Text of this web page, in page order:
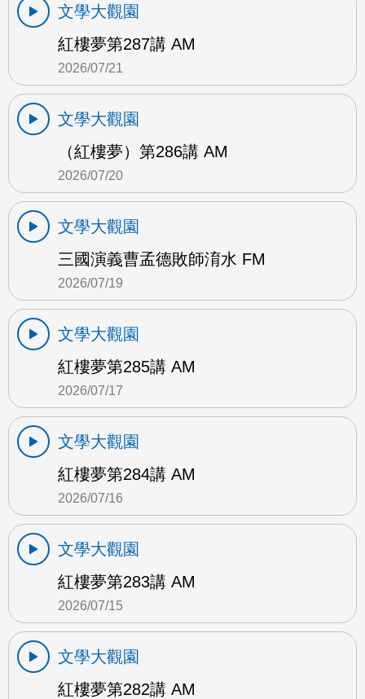
文學大觀園
紅樓夢第287講 AM
2026/07/21
文學大觀園
（紅樓夢）第286講 AM
2026/07/20
文學大觀園
三國演義曹孟德敗師淯水 FM
2026/07/19
文學大觀園
紅樓夢第285講 AM
2026/07/17
文學大觀園
紅樓夢第284講 AM
2026/07/16
文學大觀園
紅樓夢第283講 AM
2026/07/15
文學大觀園
紅樓夢第282講 AM